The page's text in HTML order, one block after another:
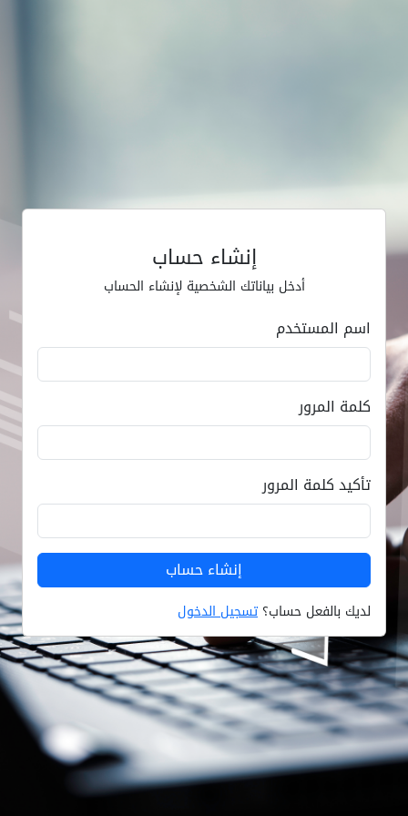
إنشاء حساب
أدخل بياناتك الشخصية لإنشاء الحساب
اسم المستخدم
كلمة المرور
تأكيد كلمة المرور
لديك بالفعل حساب؟ تسجيل الدخول